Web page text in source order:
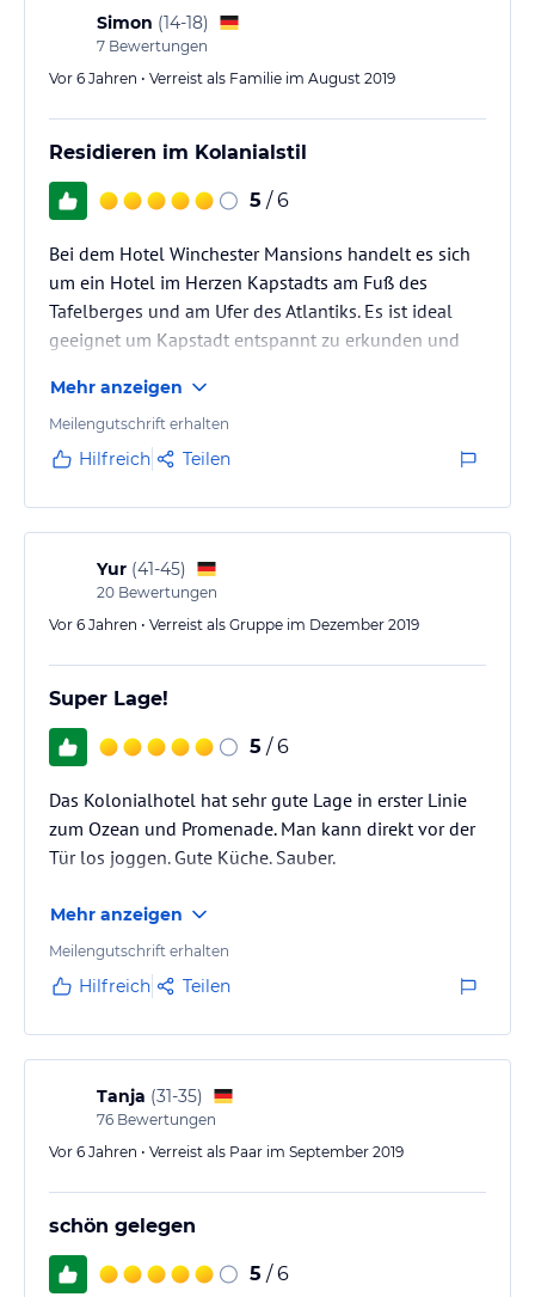
Simon (14-18)
7 Bewertungen
Vor 6 Jahren • Verreist als Familie im August 2019
Residieren im Kolanialstil
5 / 6
Bei dem Hotel Winchester Mansions handelt es sich
um ein Hotel im Herzen Kapstadts am Fuß des
Tafelberges und am Ufer des Atlantiks. Es ist ideal
geeignet um Kapstadt entspannt zu erkunden und
Mehr anzeigen
Meilengutschrift erhalten
Hilfreich Teilen
Yur (41-45)
20 Bewertungen
Vor 6 Jahren • Verreist als Gruppe im Dezember 2019
Super Lage!
5 / 6
Das Kolonialhotel hat sehr gute Lage in erster Linie
zum Ozean und Promenade. Man kann direkt vor der
Tür los joggen. Gute Küche. Sauber.
Mehr anzeigen
Meilengutschrift erhalten
Hilfreich Teilen
Tanja (31-35)
76 Bewertungen
Vor 6 Jahren • Verreist als Paar im September 2019
schön gelegen
5 / 6